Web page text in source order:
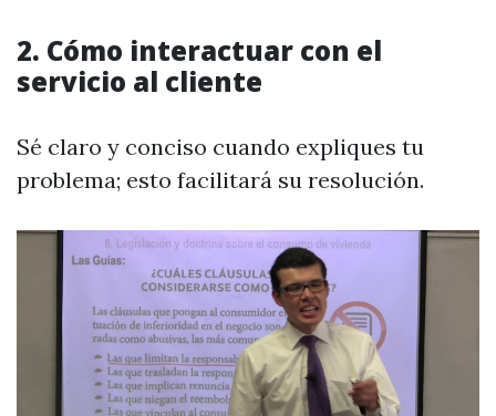
2. Cómo interactuar con el
servicio al cliente
Sé claro y conciso cuando expliques tu
problema; esto facilitará su resolución.